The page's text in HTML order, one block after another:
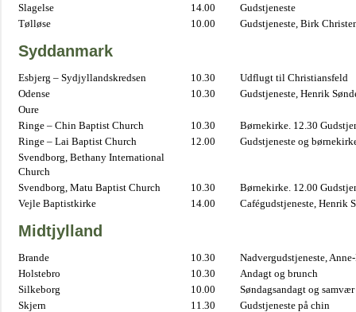
Slagelse
14.00
Gudstjeneste
Tølløse
10.00 Gudstjeneste, Birk
Syddanmark
Esbjerg – Sydjyllandskredsen 10.30
Udflugt til Christiansfeld
Odense
10.30
Gudstjeneste, Henrik
Oure
Ringe – Chin Baptist Church
10.30
Børnekirke. 12.30
Ringe – Lai Baptist Church
12.00
Gudstjeneste og
Svendborg, Bethany International
Church
Svendborg, Matu Baptist Church
10.30
Børnekirke. 12.00
Vejle Baptistkirke
14.00 Cafégudstjeneste, Henrik
Midtjylland
Brande 10.30
Nadvergudstjeneste,
Holstebro
10.30
Andagt og brunch
Silkeborg
10.00
Søndagsandagt og samvær
Skjern
11.30
Gudstjeneste på chin